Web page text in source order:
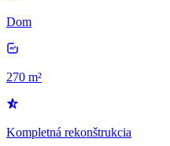
Dom
270 m²
Kompletná rekonštrukcia